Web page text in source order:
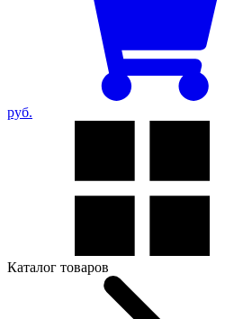
руб.
Каталог товаров